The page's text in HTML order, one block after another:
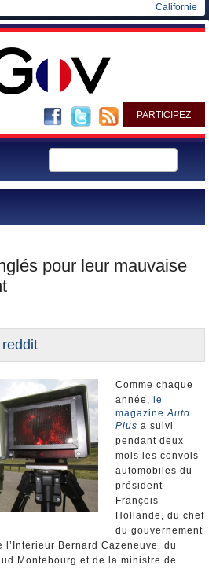
Californie
PARTICIPEZ
pour leur mauvaise
Comme chaque
année,
le
magazineAuto
Plus a suivi
pendant deux
mois les convois
automobiles du
président
François
Hollande, du chef
du gouvernement
l’Intérieur Bernard Cazeneuve, du
Montebourg et de la ministre de